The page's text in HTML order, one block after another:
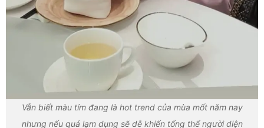
Vẫn biết màu tím đang là hot trend của mùa mốt năm nay
nhưng nếu quá lạm dụng sẽ dễ khiến tổng thể người diện